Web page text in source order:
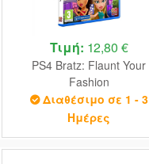
Τιμή: 12,80 €
PS4 Bratz: Flaunt Your
Fashion
Διαθέσιμο σε 1 - 3
Ημέρες